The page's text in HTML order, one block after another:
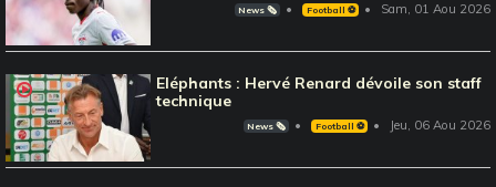
News 🗞️ Football ⚽️ Sam, 01 Aou 2026
Eléphants : Hervé Renard dévoile son staff
technique
News 🗞️ Football ⚽️ Jeu, 06 Aou 2026